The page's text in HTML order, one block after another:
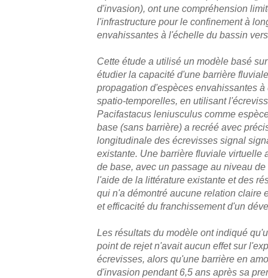
d'invasion), ont une compréhension
l'infrastructure pour le confinement à
envahissantes à l'échelle du bassin
Cette étude a utilisé un modèle basé
étudier la capacité d'une barrière
propagation d'espèces envahissantes
spatio-temporelles, en utilisant
Pacifastacus leniusculus comme
base (sans barrière) a recréé avec
longitudinale des écrevisses signal
existante. Une barrière fluviale virtuelle
de base, avec un passage au niveau
l'aide de la littérature existante et des
qui n'a démontré aucune relation claire
et efficacité du franchissement d'un
Les résultats du modèle ont indiqué
point de rejet n'avait aucun effet sur
écrevisses, alors qu'une barrière en
d'invasion pendant 6,5 ans après sa